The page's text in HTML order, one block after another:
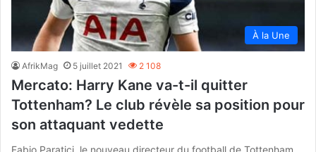
À la Une
AfrikMag 5 juillet 2021 2 108
Mercato: Harry Kane va-t-il quitter
Tottenham? Le club révèle sa position pour
son attaquant vedette